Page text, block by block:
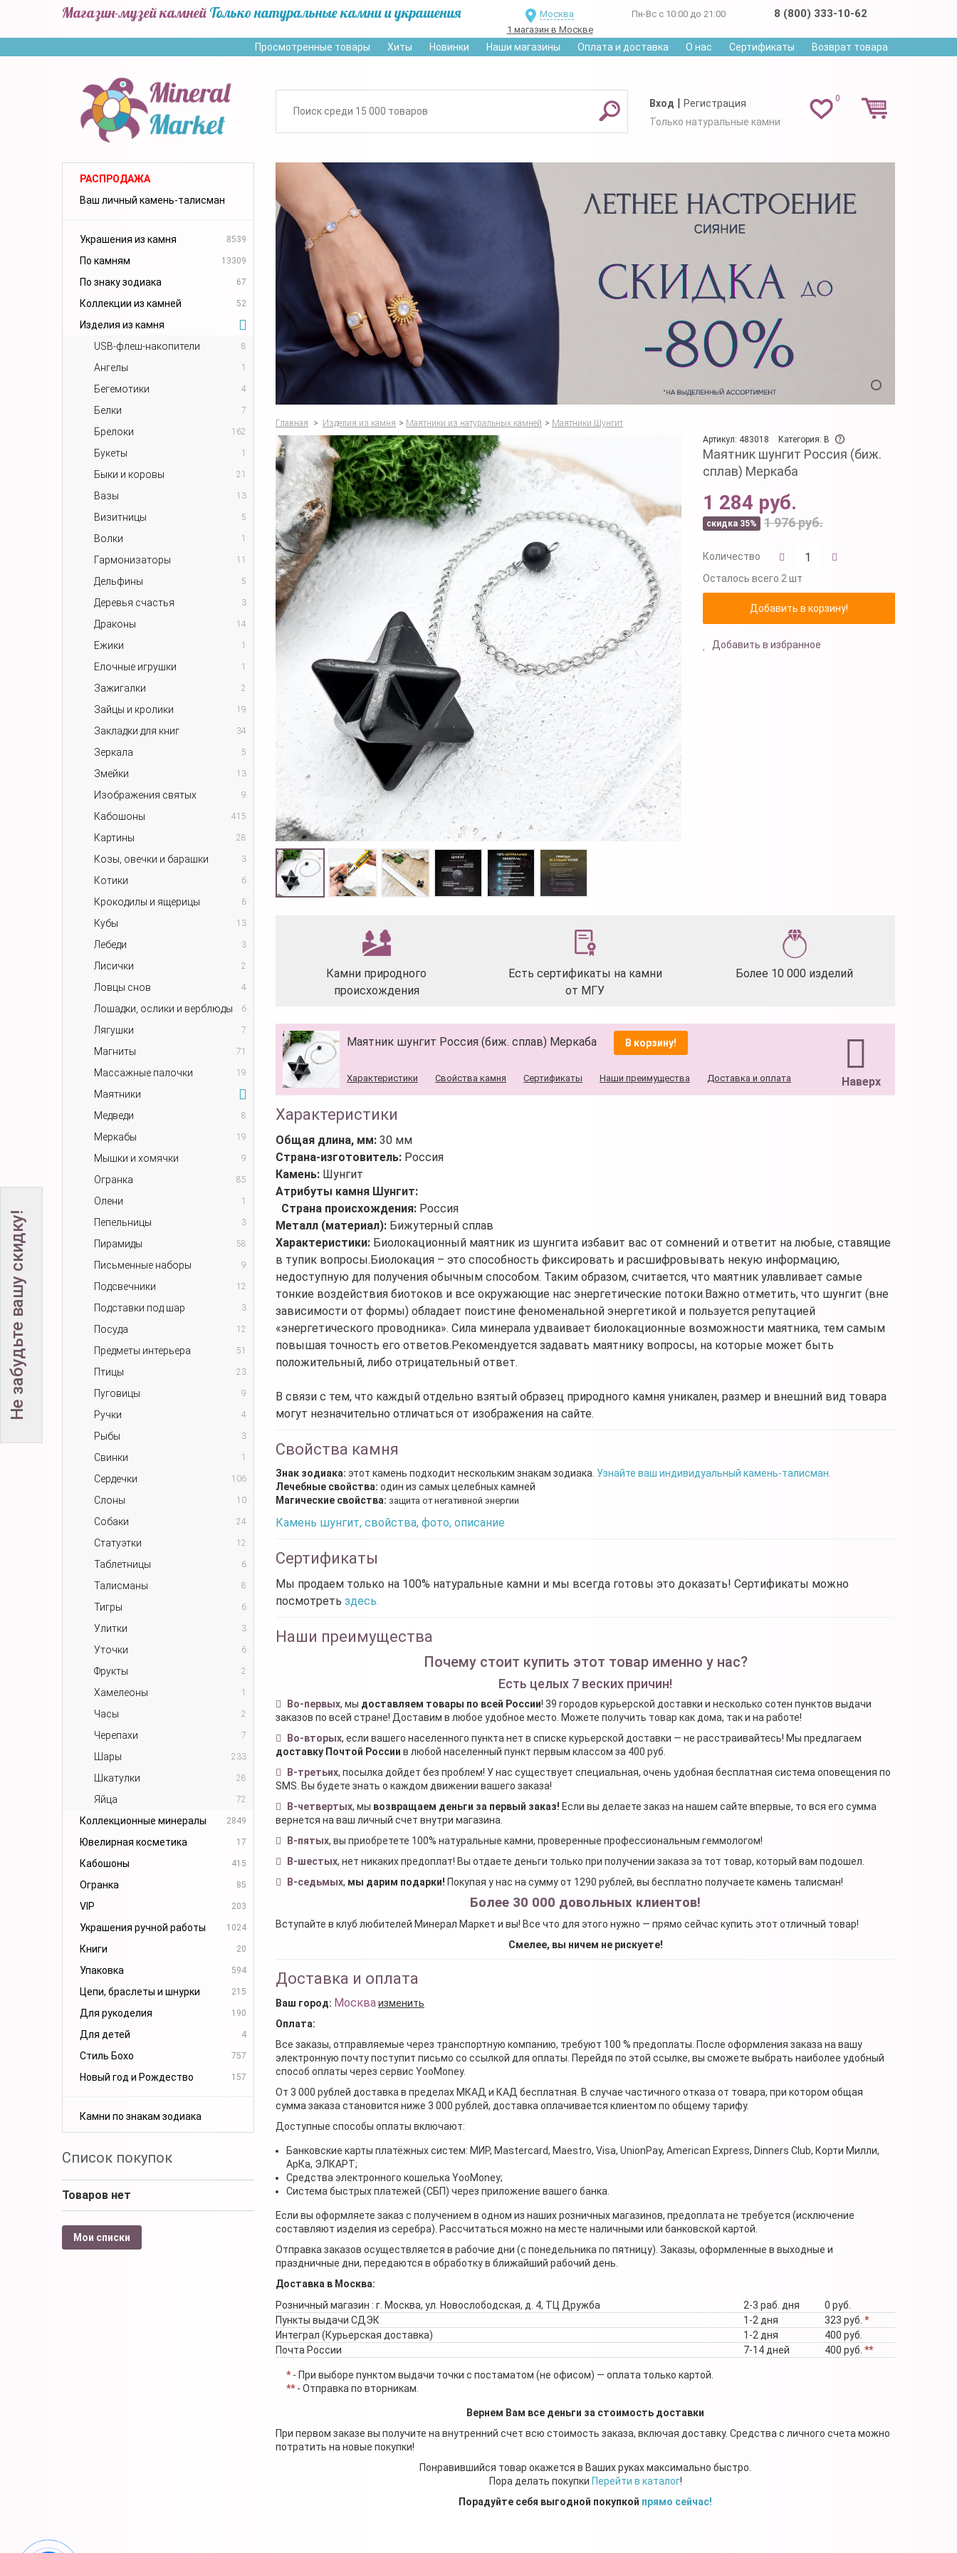
Магазин-музей камней Только натуральные камни и украшения
Москва
1 магазин в Москве
Пн-Вс с 10:00 до 21:00 8 (800) 333-10-62
Просмотренные товары Хиты Новинки Наши магазины Оплата и доставка О нас Сертификаты Возврат товара
0
Вход | Регистрация
Только натуральные камни
РАСПРОДАЖА
Ваш личный камень-талисман
Украшения из камня 8539
По камням 13309
По знаку зодиака 67
Коллекции из камней 52
Изделия из камня
USB-флеш-накопители
8
Ангелы 1
Бегемотики 4
Белки 7
Брелоки 162
Букеты 1
Быки и коровы 21
Вазы 13
Визитницы 5
Волки 1
Гармонизаторы 11
Дельфины 5
Деревья счастья 3
Драконы 14
Ежики 1
Елочные игрушки 1
Зажигалки 2
Зайцы и кролики 19
Закладки для книг 34
Зеркала 5
Змейки 13
Изображения святых 9
Кабошоны 415
Картины 28
Козы, овечки и барашки 3
Котики 6
Крокодилы и ящерицы 6
Кубы 13
Лебеди 3
Лисички 2
Ловцы снов 4
Лошадки, ослики и верблюды 6
Лягушки 7
Магниты 71
Массажные палочки 19
Маятники
Медведи
8
Меркабы 19
Мышки и хомячки 9
Огранка 85
Олени 1
Пепельницы 3
Пирамиды 58
Письменные наборы 9
Подсвечники 12
Подставки под шар 3
Посуда 12
Предметы интерьера 51
Птицы 23
Пуговицы 9
Ручки 4
Рыбы 3
Свинки 1
Сердечки 106
Слоны 10
Собаки 24
Статуэтки 12
Таблетницы 6
Талисманы 8
Тигры 6
Улитки 3
Уточки 6
Фрукты 2
Хамелеоны 1
Часы 2
Черепахи 7
Шары 233
Шкатулки 28
Яйца 72
Коллекционные минералы 2849
Ювелирная косметика 17
Кабошоны 415
Огранка 85
VIP 203
Украшения ручной работы 1024
Книги 20
Упаковка 594
Цепи, браслеты и шнурки 215
Для рукоделия 190
Для детей 4
Стиль Бохо 757
Новый год и Рождество 157
Камни по знакам зодиака
Список покупок
Товаров нет
Мои списки
Главная > Изделия из камня > Маятники из натуральных камней > Маятники Шунгит
Артикул: 483018
Категория: B
Маятник шунгит Россия (биж.
сплав) Меркаба
1 284 руб.
скидка 35% 1 976 руб.
Количество
Осталось всего 2 шт
Добавить в избранное
Камни природного
происхождения
Есть сертификаты на камни
от МГУ
Более 10 000 изделий
Маятник шунгит Россия (биж. сплав) Меркаба В корзину!
Наверх
Характеристики Свойства камня Сертификаты Наши преимущества Доставка и оплата
Характеристики
Общая длина, мм: 30 мм
Страна-изготовитель: Россия
Камень: Шунгит
Атрибуты камня Шунгит:
Страна происхождения: Россия
Металл (материал): Бижутерный сплав
Характеристики: Биолокационный маятник из шунгита избавит вас от сомнений и ответит на любые, ставящие
в тупик вопросы.Биолокация – это способность фиксировать и расшифровывать некую информацию,
недоступную для получения обычным способом. Таким образом, считается, что маятник улавливает самые
тонкие воздействия биотоков и все окружающие нас энергетические потоки.Важно отметить, что шунгит (вне
зависимости от формы) обладает поистине феноменальной энергетикой и пользуется репутацией
«энергетического проводника». Сила минерала удваивает биолокационные возможности маятника, тем самым
повышая точность его ответов.Рекомендуется задавать маятнику вопросы, на которые может быть
положительный, либо отрицательный ответ.
В связи с тем, что каждый отдельно взятый образец природного камня уникален, размер и внешний вид товара
могут незначительно отличаться от изображения на сайте.
Свойства камня
Знак зодиака: этот камень подходит нескольким знакам зодиака. Узнайте ваш индивидуальный камень-талисман.
Лечебные свойства: один из самых целебных камней
Магические свойства: защита от негативной энергии
Камень шунгит, свойства, фото, описание
Сертификаты
Мы продаем только на 100% натуральные камни и мы всегда готовы это доказать! Сертификаты можно
посмотреть здесь.
Наши преимущества
Почему стоит купить этот товар именно у нас?
Есть целых 7 веских причин!
Во-первых, мы доставляем товары по всей России! 39 городов курьерской доставки и несколько сотен пунктов выдачи
заказов по всей стране! Доставим в любое удобное место. Можете получить товар как дома, так и на работе!
Во-вторых, если вашего населенного пункта нет в списке курьерской доставки — не расстраивайтесь! Мы предлагаем
доставку Почтой России в любой населенный пункт первым классом за 400 руб.
В-третьих, посылка дойдет без проблем! У нас существует специальная, очень удобная бесплатная система оповещения по
SMS. Вы будете знать о каждом движении вашего заказа!
В-четвертых, мы возвращаем деньги за первый заказ! Если вы делаете заказ на нашем сайте впервые, то вся его сумма
вернется на ваш личный счет внутри магазина.
В-пятых, вы приобретете 100% натуральные камни, проверенные профессиональным геммологом!
В-шестых, нет никаких предоплат! Вы отдаете деньги только при получении заказа за тот товар, который вам подошел.
В-седьмых, мы дарим подарки! Покупая у нас на сумму от 1290 рублей, вы бесплатно получаете камень талисман!
Более 30 000 довольных клиентов!
Вступайте в клуб любителей Минерал Маркет и вы! Все что для этого нужно — прямо сейчас купить этот отличный товар!
Смелее, вы ничем не рискуете!
Доставка и оплата
Ваш город: Москваизменить
Оплата:
Все заказы, отправляемые через транспортную компанию, требуют 100 % предоплаты. После оформления заказа на вашу
электронную почту поступит письмо со ссылкой для оплаты. Перейдя по этой ссылке, вы сможете выбрать наиболее удобный
способ оплаты через сервис YooMoney.
От 3 000 рублей доставка в пределах МКАД и КАД бесплатная. В случае частичного отказа от товара, при котором общая
сумма заказа становится ниже 3 000 рублей, доставка оплачивается клиентом по общему тарифу.
Доступные способы оплаты включают:
Банковские карты платёжных систем: МИР, Mastercard, Maestro, Visa, UnionPay, American Express, Dinners Club, Корти Милли,
АрКа, ЭЛКАРТ;
Средства электронного кошелька YooMoney;
Система быстрых платежей (СБП) через приложение вашего банка.
Если вы оформляете заказ с получением в одном из наших розничных магазинов, предоплата не требуется (исключение
составляют изделия из серебра). Рассчитаться можно на месте наличными или банковской картой.
Отправка заказов осуществляется в рабочие дни (с понедельника по пятницу). Заказы, оформленные в выходные и
праздничные дни, передаются в обработку в ближайший рабочий день.
Доставка в Москва:
Розничный магазин : г. Москва, ул. Новослободская, д. 4, ТЦ Дружба
2-3 раб. дня
0 руб.
Пункты выдачи СДЭК
1-2 дня 323 руб. *
Интеграл (Курьерская доставка)
1-2 дня
400 руб.
Почта России
7-14 дней 400 руб. **
*- При выборе пунктом выдачи точки с постаматом (не офисом) — оплата только картой.
**- Отправка по вторникам.
Вернем Вам все деньги за стоимость доставки
При первом заказе вы получите на внутренний счет всю стоимость заказа, включая доставку. Средства с личного счета можно
потратить на новые покупки!
Понравившийся товар окажется в Ваших руках максимально быстро.
Пора делать покупки Перейти в каталог!
Порадуйте себя выгодной покупкой прямо сейчас!
Не забудьте вашу скидку!